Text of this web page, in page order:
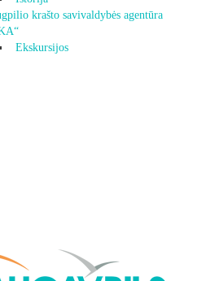
krašto savivaldybės agentūra
Ekskursijos